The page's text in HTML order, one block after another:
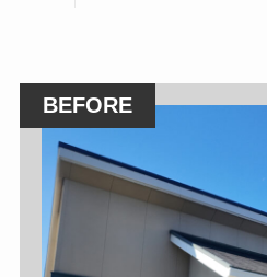
BEFORE